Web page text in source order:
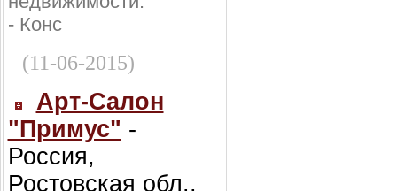
- Конс
(11-06-2015)
Арт-Салон
"Примус" -
Россия,
Ростовская обл.,